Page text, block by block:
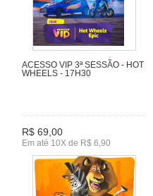
ACESSO VIP 3ª SESSÃO - HOT
WHEELS - 17H30
R$ 69,00
Em até 10X de R$ 6,90